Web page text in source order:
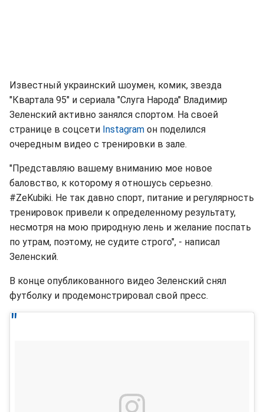
Известный украинский шоумен, комик, звезда
"Квартала 95" и сериала "Слуга Народа" Владимир
Зеленский активно занялся спортом. На своей
странице в соцсети Instagram он поделился
очередным видео с тренировки в зале.
"Представляю вашему вниманию мое новое
баловство, к которому я отношусь серьезно.
#ZeKubiki. Не так давно спорт, питание и регулярность
тренировок привели к определенному результату,
несмотря на мою природную лень и желание поспать
по утрам, поэтому, не судите строго", - написал
Зеленский.
В конце опубликованного видео Зеленский снял
футболку и продемонстрировал свой пресс.